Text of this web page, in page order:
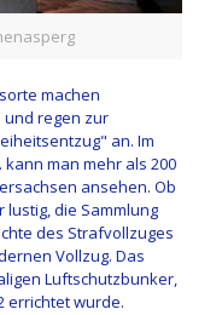
machen
und regen zur
an. Im
kann man mehr als 200
ansehen. Ob
die Sammlung
des Strafvollzuges
Vollzug. Das
Luftschutzbunker,
errichtet wurde.